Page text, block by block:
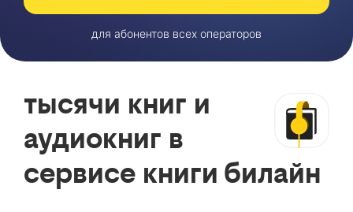
для абонентов всех операторов
тысячи книг и
аудиокниг в
сервисе книги билайн